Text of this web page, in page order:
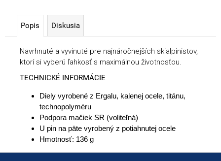
Popis Diskusia
Navrhnuté a vyvinuté pre najnáročnejších skialpinistov,
ktorí si vyberú ľahkosť s maximálnou životnosťou.
TECHNICKÉ INFORMÁCIE
Diely vyrobené z Ergalu, kalenej ocele, titánu,
technopolyméru
Podpora mačiek SR (voliteľná)
U pin na päte vyrobený z potiahnutej ocele
Hmotnosť: 136 g
RACETIGER
GS